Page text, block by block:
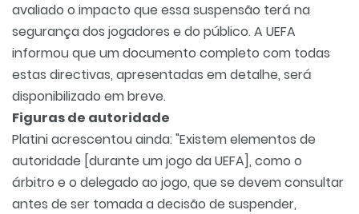
avaliado o impacto que essa suspensão terá na
segurança dos jogadores e do público. A UEFA
informou que um documento completo com todas
estas directivas, apresentadas em detalhe, será
disponibilizado em breve.
Figuras de autoridade
Platini acrescentou ainda: "Existem elementos de
autoridade [durante um jogo da UEFA], como o
árbitro e o delegado ao jogo, que se devem consultar
antes de ser tomada a decisão de suspender,